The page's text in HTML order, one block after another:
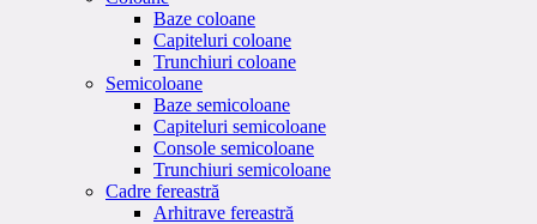
Baze coloane
Capiteluri coloane
Trunchiuri coloane
Semicoloane
Baze semicoloane
Capiteluri semicoloane
Console semicoloane
Trunchiuri semicoloane
Cadre fereastră
Arhitrave fereastră